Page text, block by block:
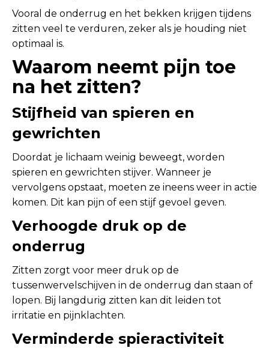
Vooral de onderrug en het bekken krijgen tijdens
zitten veel te verduren, zeker als je houding niet
optimaal is.
Waarom neemt pijn toe
na het zitten?
Stijfheid van spieren en
gewrichten
Doordat je lichaam weinig beweegt, worden
spieren en gewrichten stijver. Wanneer je
vervolgens opstaat, moeten ze ineens weer in actie
komen. Dit kan pijn of een stijf gevoel geven.
Verhoogde druk op de
onderrug
Zitten zorgt voor meer druk op de
tussenwervelschijven in de onderrug dan staan of
lopen. Bij langdurig zitten kan dit leiden tot
irritatie en pijnklachten.
Verminderde spieractiviteit